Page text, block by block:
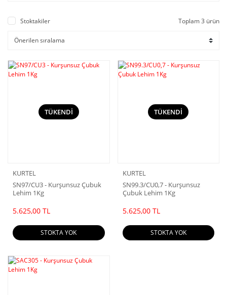
Stoktakiler Toplam 3 ürün
TÜKENDİ
KURTEL
SN97/CU3 - Kurşunsuz Çubuk
Lehim 1Kg
5.625,00 TL
STOKTA YOK
TÜKENDİ
KURTEL
SN99.3/CU0,7 - Kurşunsuz
Çubuk Lehim 1Kg
5.625,00 TL
STOKTA YOK